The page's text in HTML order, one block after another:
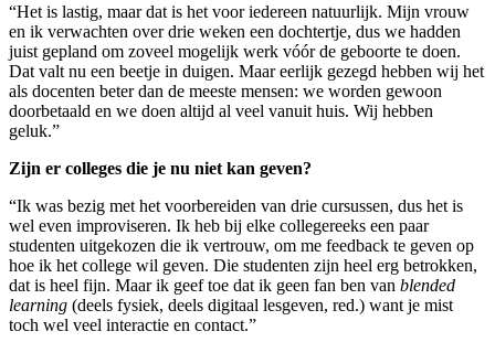
“Het is lastig, maar dat is het voor iedereen natuurlijk. Mijn vrouw
en ik verwachten over drie weken een dochtertje, dus we hadden
juist gepland om zoveel mogelijk werk vóór de geboorte te doen.
Dat valt nu een beetje in duigen. Maar eerlijk gezegd hebben wij het
als docenten beter dan de meeste mensen: we worden gewoon
doorbetaald en we doen altijd al veel vanuit huis. Wij hebben
geluk.”
Zijn er colleges die je nu niet kan geven?
“Ik was bezig met het voorbereiden van drie cursussen, dus het is
wel even improviseren. Ik heb bij elke collegereeks een paar
studenten uitgekozen die ik vertrouw, om me feedback te geven op
hoe ik het college wil geven. Die studenten zijn heel erg betrokken,
dat is heel fijn. Maar ik geef toe dat ik geen fan ben van blended
learning (deels fysiek, deels digitaal lesgeven, red.) want je mist
toch wel veel interactie en contact.”